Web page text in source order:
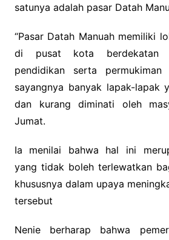
satunya adalah pasar Datah
“Pasar Datah Manuah memiliki
di pusat kota berdekatan
pendidikan serta permukiman
sayangnya banyak lapak-lapak
dan kurang diminati oleh
Jumat.
Ia menilai bahwa hal ini
yang tidak boleh terlewatkan
khususnya dalam upaya
tersebut
Nenie berharap bahwa